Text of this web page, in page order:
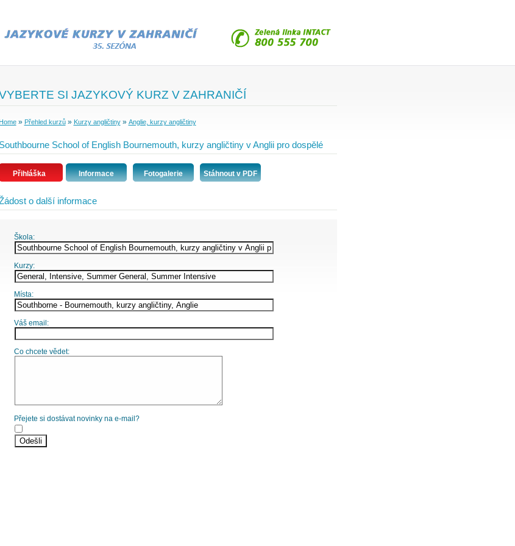
SI JAZYKOVÝ KURZ V ZAHRANIČÍ
Home» Přehled kurzů» Kurzy angličtiny» Anglie, kurzy angličtiny
Southbourne School of English Bournemouth, kurzy angličtiny v Anglii pro dospělé
Přihláška Informace Fotogalerie Stáhnout v PDF
o další informace
Škola:
Kurzy:
Místa:
Váš email:
Co chcete vědet:
Přejete si dostávat novinky na e-mail?